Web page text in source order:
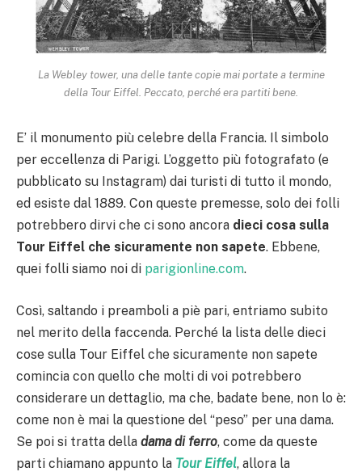
La Webley tower, una delle tante copie mai portate a termine
della Tour Eiffel. Peccato, perché era partiti bene.
E’ il monumento più celebre della Francia. Il simbolo
per eccellenza di Parigi. L’oggetto più fotografato (e
pubblicato su Instagram) dai turisti di tutto il mondo,
ed esiste dal 1889. Con queste premesse, solo dei folli
potrebbero dirvi che ci sono ancora dieci cosa sulla
Tour Eiffel che sicuramente non sapete. Ebbene,
quei folli siamo noi di parigionline.com.
Così, saltando i preamboli a piè pari, entriamo subito
nel merito della faccenda. Perché la lista delle dieci
cose sulla Tour Eiffel che sicuramente non sapete
comincia con quello che molti di voi potrebbero
considerare un dettaglio, ma che, badate bene, non lo è:
come non è mai la questione del “peso” per una dama.
Se poi si tratta della dama di ferro, come da queste
parti chiamano appunto la Tour Eiffel, allora la